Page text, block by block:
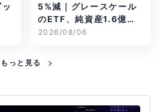
5%減｜グレースケール
のETF、純資産1.6億ド
ル減
2026/08/06
もっと見る